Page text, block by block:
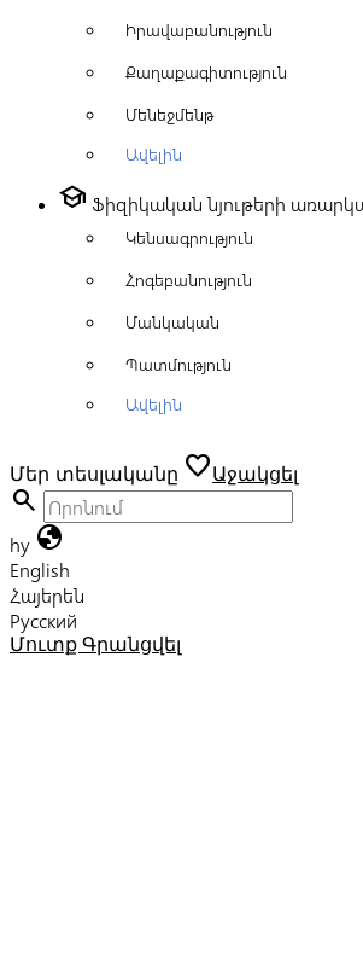
Իրավաբանություն
Քաղաքագիտություն
Մենեջմենթ
Ավելին
school Ֆիզիկական նյութերի
Կենսագրություն
Հոգեբանություն
Մանկական
Պատմություն
Ավելին
Մեր տեսլականը favoriteԱջակցել
search
hy globe
English
Հայերեն
Русский
Մուտք Գրանցվել